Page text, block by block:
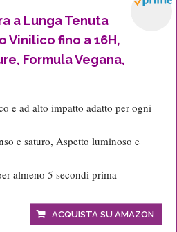
a Lunga Tenuta
Vinilico fino a 16H,
Formula Vegana,
e ad alto impatto adatto per ogni
e saturo, Aspetto luminoso e
almeno 5 secondi prima
ACQUISTA SU AMAZON